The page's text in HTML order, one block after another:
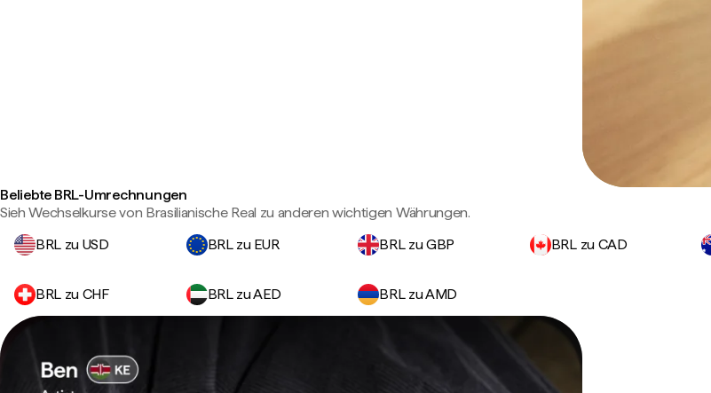
Beliebte BRL-Umrechnungen
Sieh Wechselkurse von Brasilianische Real zu anderen wichtigen Währungen.
BRL zu USD
BRL zu EUR BRL zu GBP BRL zu CAD
BRL zu CHF BRL zu AED BRL zu AMD